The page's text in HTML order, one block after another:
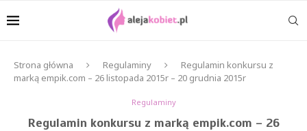
Strona główna Regulaminy
Regulamin konkursu z
marką empik.com – 26 listopada 2015r – 20 grudnia 2015r
Regulaminy
Regulamin konkursu z marką empik.com – 26